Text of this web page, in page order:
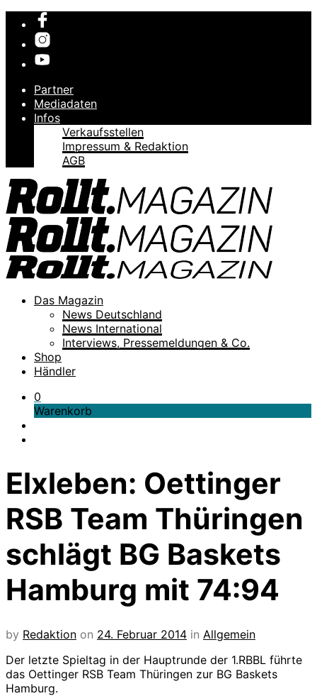
Partner
Mediadaten
Infos
Verkaufsstellen
Impressum & Redaktion
AGB
Das Magazin
News Deutschland
News International
Interviews, Pressemeldungen & Co.
Shop
Händler
0
Warenkorb
Elxleben: Oettinger
RSB Team Thüringen
schlägt BG Baskets
Hamburg mit 74:94
by Redaktion on 24. Februar 2014 in Allgemein
Der letzte Spieltag in der Hauptrunde der 1.RBBL führte
das Oettinger RSB Team Thüringen zur BG Baskets
Hamburg.